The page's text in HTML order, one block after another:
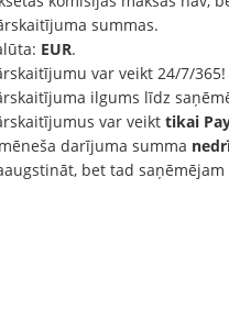
summas.
EUR.
var veikt 24/7/365!
ilgums līdz
var veikt tikai
darījuma summa
bet tad